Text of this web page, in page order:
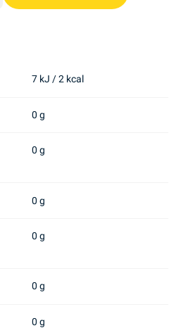
7 kJ / 2 kcal
0 g
0 g
0 g
0 g
0 g
0 g